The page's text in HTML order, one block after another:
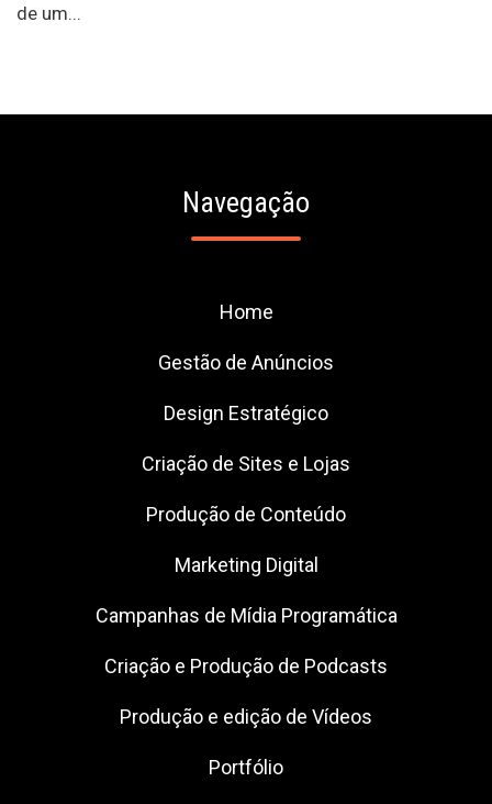
de um...
Navegação
Home
Gestão de Anúncios
Design Estratégico
Criação de Sites e Lojas
Produção de Conteúdo
Marketing Digital
Campanhas de Mídia Programática
Criação e Produção de Podcasts
Produção e edição de Vídeos
Portfólio